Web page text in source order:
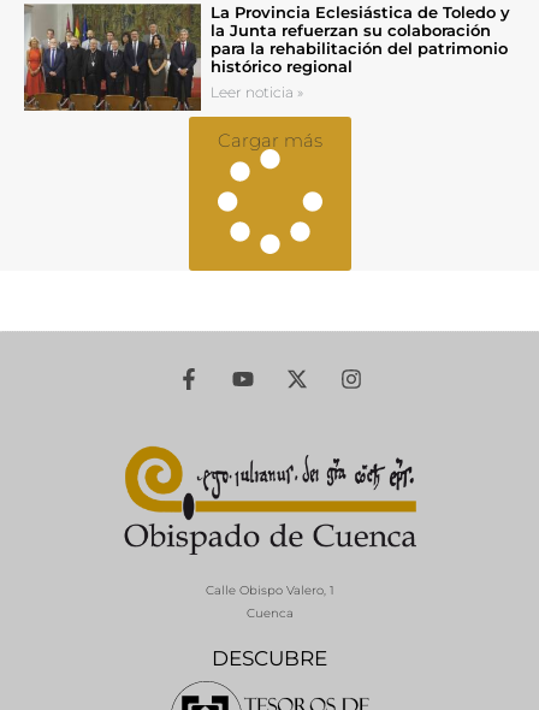
La Provincia Eclesiástica de Toledo y
la Junta refuerzan su colaboración
para la rehabilitación del patrimonio
histórico regional
Leer noticia »
Cargar más
DESCUBRE
Calle Obispo Valero, 1
Cuenca